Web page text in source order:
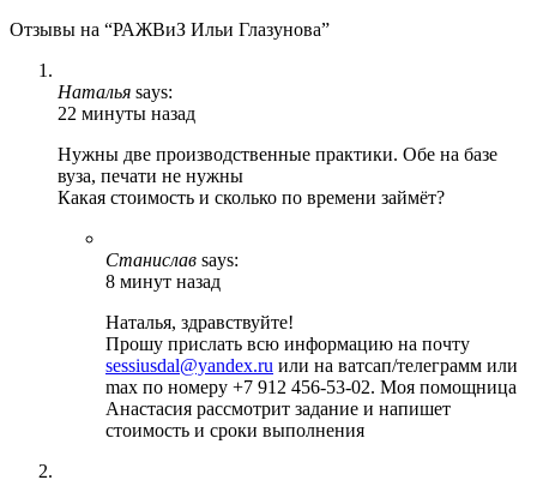
Отзывы на “РАЖВиЗ Ильи Глазунова”
Наталья says:
22 минуты назад
Нужны две производственные практики. Обе на базе
вуза, печати не нужны
Какая стоимость и сколько по времени займёт?
Станислав says:
8 минут назад
Наталья, здравствуйте!
Прошу прислать всю информацию на почту
sessiusdal@yandex.ru или на ватсап/телеграмм или
max по номеру +7 912 456-53-02. Моя помощница
Анастасия рассмотрит задание и напишет
стоимость и сроки выполнения